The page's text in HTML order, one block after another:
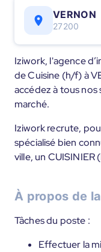
VERNON
27200
Iziwork, l'agence
de Cuisine (h/f) à
accédez à tous nos
marché.
Iziwork recrute,
spécialisé bien
ville, un CUISINIER
À propos de
Tâches du poste :
Effectuer la